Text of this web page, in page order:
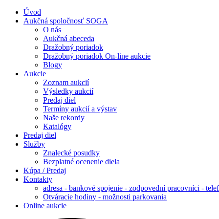
Úvod
Aukčná spoločnosť SOGA
O nás
Aukčná abeceda
Dražobný poriadok
Dražobný poriadok On-line aukcie
Blogy
Aukcie
Zoznam aukcií
Výsledky aukcií
Predaj diel
Termíny aukcií a výstav
Naše rekordy
Katalógy
Predaj diel
Služby
Znalecké posudky
Bezplatné ocenenie diela
Kúpa / Predaj
Kontakty
adresa - bankové spojenie - zodpovední pracovníci -
Otváracie hodiny - možnosti parkovania
Online aukcie